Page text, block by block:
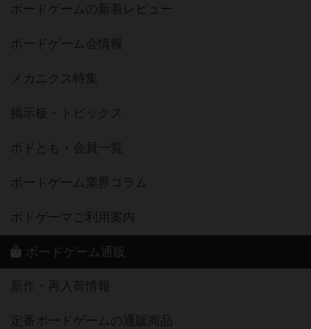
ボードゲームの新着レビュー
ボードゲーム会情報
メカニクス特集
掲示板・トピックス
ボドとも・会員一覧
ボードゲーム業界コラム
ボドゲーマご利用案内
ボードゲーム通販
新作・再入荷情報
定番ボードゲームの通販商品